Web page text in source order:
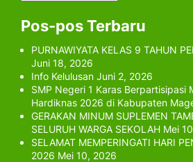
Pos-pos Terbaru
PURNAWIYATA KELAS 9 TAHUN
Juni 18, 2026
Info Kelulusan Juni 2, 2026
SMP Negeri 1 Karas Berpartisipasi
Hardiknas 2026 di Kabupaten
GERAKAN MINUM SUPLEMEN
SELURUH WARGA SEKOLAH Mei
SELAMAT MEMPERINGATI HARI
2026 Mei 10, 2026